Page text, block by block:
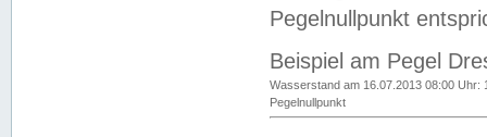
Pegelnullpunkt
Beispiel am Pegel
Wasserstand am 16.07.2013 08:00 Uhr:
Pegelnullpunkt